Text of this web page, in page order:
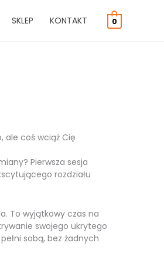
SKLEP KONTAKT 0
ale coś wciąż Cię
Pierwsza sesja
rozdziału
To wyjątkowy czas na
swojego ukrytego
sobą, bez żadnych